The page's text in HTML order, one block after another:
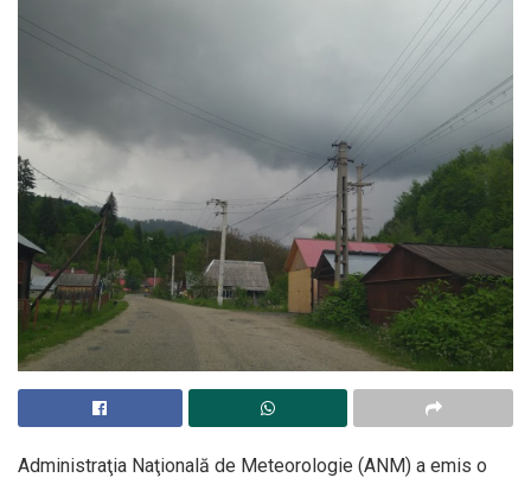
Administraţia Naţională de Meteorologie (ANM) a emis o